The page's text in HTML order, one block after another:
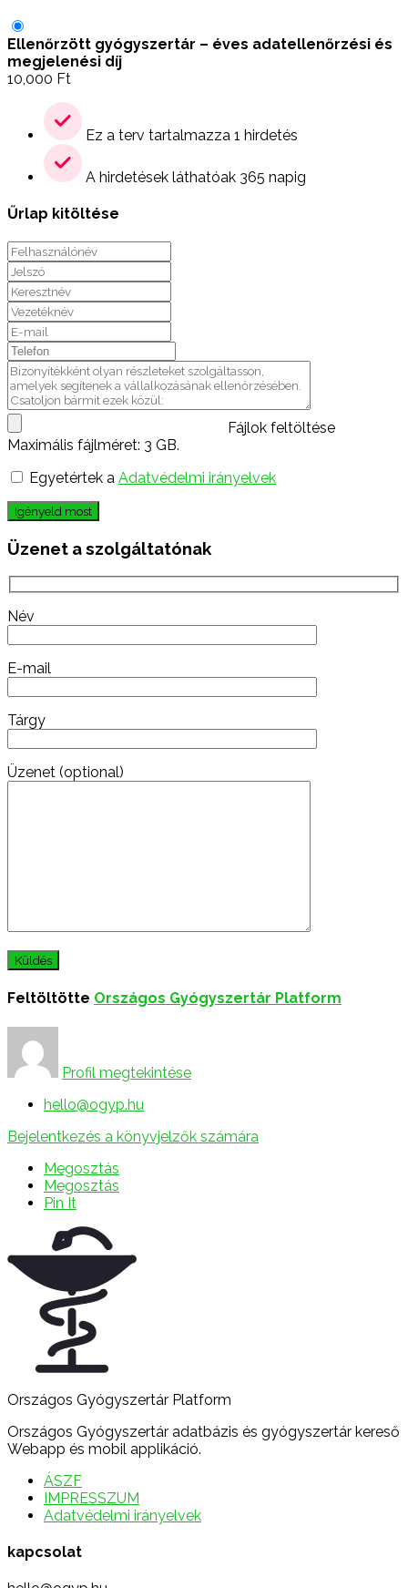
Ellenőrzött gyógyszertár – éves adatellenőrzési és
megjelenési díj
10,000 Ft
Ez a terv tartalmazza 1 hirdetés
A hirdetések láthatóak 365 napig
Űrlap kitöltése
Fájlok feltöltése
Maximális fájlméret: 3 GB.
Egyetértek a Adatvédelmi irányelvek
Igényeld most
Üzenet a szolgáltatónak
Név
E-mail
Tárgy
Üzenet (optional)
Feltöltötte Országos Gyógyszertár Platform
Profil megtekintése
hello@ogyp.hu
Bejelentkezés a könyvjelzők számára
Megosztás
Megosztás
Pin It
Országos Gyógyszertár Platform
Országos Gyógyszertár adatbázis és gyógyszertár kereső
Webapp és mobil applikáció.
ÁSZF
IMPRESSZUM
Adatvédelmi irányelvek
kapcsolat